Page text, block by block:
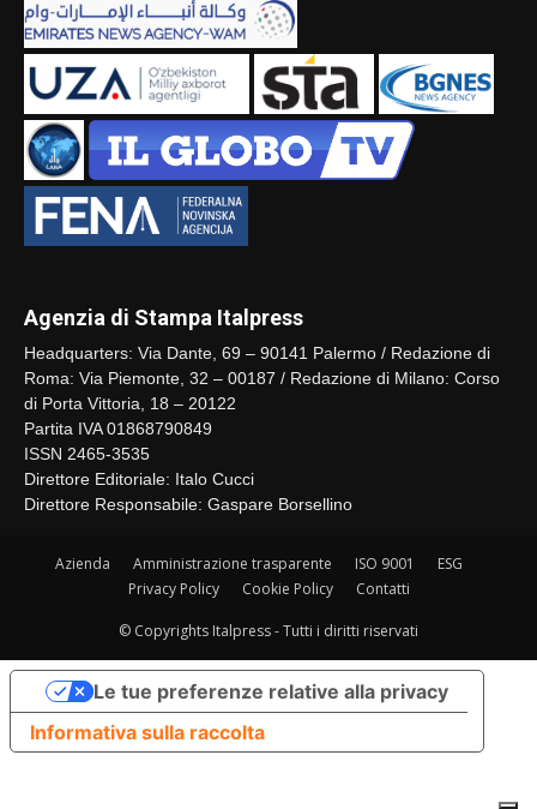
Agenzia di Stampa Italpress
Headquarters: Via Dante, 69 – 90141 Palermo / Redazione di
Roma: Via Piemonte, 32 – 00187 / Redazione di Milano: Corso
di Porta Vittoria, 18 – 20122
Partita IVA 01868790849
ISSN 2465-3535
Direttore Editoriale: Italo Cucci
Direttore Responsabile: Gaspare Borsellino
Azienda Amministrazione trasparente ISO 9001
ESG
Privacy Policy
Cookie Policy Contatti
© Copyrights Italpress - Tutti i diritti riservati
Informativa sulla raccolta
Le tue preferenze relative alla privacy